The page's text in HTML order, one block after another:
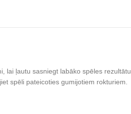
lai ļautu sasniegt labāko spēles rezultātu.
spēli pateicoties gumijotiem rokturiem.